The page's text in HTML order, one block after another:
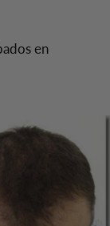
en